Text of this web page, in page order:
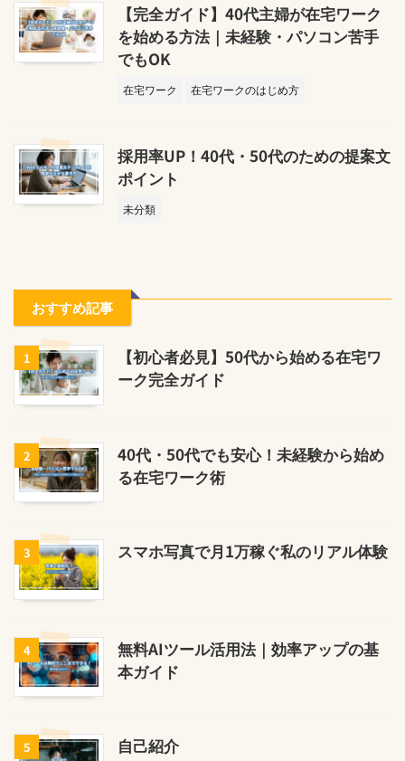
【完全ガイド】40代主婦が在宅ワーク
を始める方法｜未経験・パソコン苦手
でもOK
在宅ワーク 在宅ワークのはじめ方
採用率UP！40代・50代のための提案文
ポイント
未分類
おすすめ記事
1
【初心者必見】50代から始める在宅ワ
ーク完全ガイド
2
40代・50代でも安心！未経験から始め
る在宅ワーク術
3 スマホ写真で月1万稼ぐ私のリアル体験
4
無料AIツール活用法｜効率アップの基
本ガイド
5 自己紹介